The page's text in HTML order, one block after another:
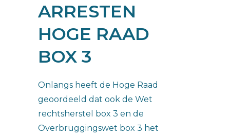
ARRESTEN
HOGE RAAD
BOX 3
Onlangs heeft de Hoge Raad
geoordeeld dat ook de Wet
rechtsherstel box 3 en de
Overbruggingswet box 3 het